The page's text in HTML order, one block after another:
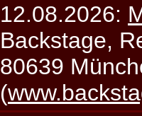
12.08.2026:
Backstage,
80639
(